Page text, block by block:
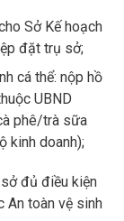
Sở Kế hoạch
đặt trụ sở;
cá thể: nộp hồ
UBND
phê/trà sữa
kinh doanh);
đủ điều kiện
An toàn vệ sinh